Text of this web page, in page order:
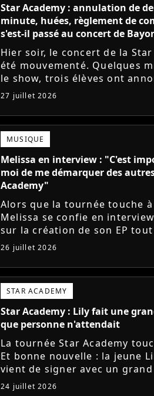
Star Academy : annulation de
minute, huées, règlement de
s'est-il passé au concert de
Hier soir, le concert de la Star
été mouvementé. Quelques
le show, trois élèves ont
vouloir monter sur scène pour
raisons politiques. Leur...
27 juillet 2026
MUSIQUE
Melissa en interview : "C'est
moi de me démarquer des
Academy"
Alors que la tournée touche
Melissa se confie en
sur la création de son EP tout
(j'crois), son envie de
Star Academy, le jeu...
26 juillet 2026
STAR ACADEMY
Star Academy : Lily fait une
que personne n'attendait
La tournée Star Academy
Et bonne nouvelle : la jeune
vient de signer avec un
musique en France.
24 juillet 2026